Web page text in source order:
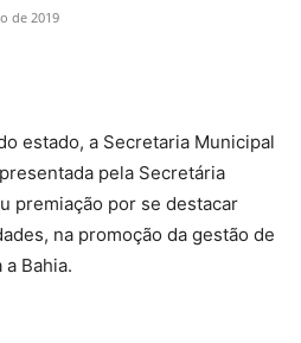
de 2019
estado, a Secretaria Municipal
pela Secretária
premiação por se destacar
na promoção da gestão de
Bahia.